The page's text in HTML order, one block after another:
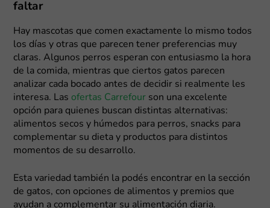
faltar
Hay mascotas que comen exactamente lo mismo todos
los días y otras que parecen tener preferencias muy
claras. Algunos perros esperan con entusiasmo la hora
de la comida, mientras que ciertos gatos parecen
analizar cada bocado antes de decidir si realmente les
interesa. Las ofertas Carrefour son una excelente
opción para quienes buscan distintas alternativas:
alimentos secos y húmedos para perros, snacks para
complementar su dieta y productos para distintos
momentos de su desarrollo.
Esta variedad también la podés encontrar en la sección
de gatos, con opciones de alimentos y premios que
ayudan a complementar su alimentación diaria.